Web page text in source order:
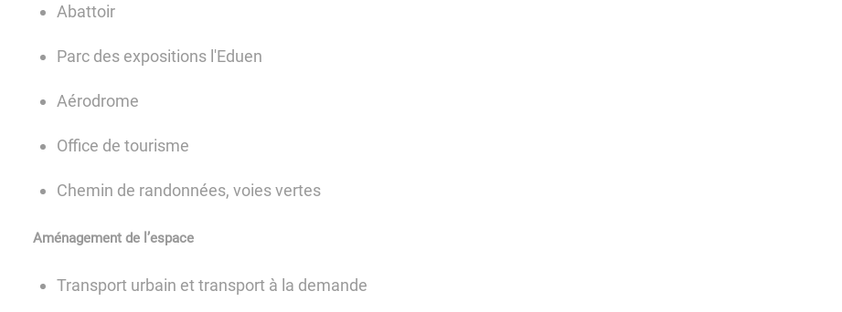
Abattoir
Parc des expositions l'Eduen
Aérodrome
Office de tourisme
Chemin de randonnées, voies vertes
Aménagement de l’espace
Transport urbain et transport à la demande